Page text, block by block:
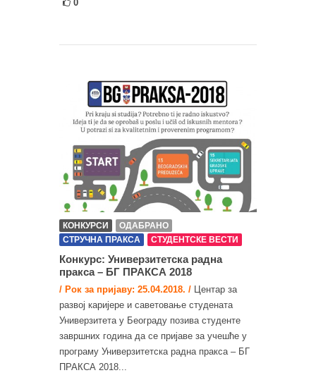
0
КОНКУРСИ
ОДАБРАНО
СТРУЧНА ПРАКСА
СТУДЕНТСКЕ ВЕСТИ
Конкурс: Универзитетска радна
пракса – БГ ПРАКСА 2018
/ Рок за пријаву: 25.04.2018. / Центар за
развој каријере и саветовање студената
Универзитета у Београду позива студенте
завршних година да се пријаве за учешће у
програму Универзитетска радна пракса – БГ
ПРАКСА 2018...